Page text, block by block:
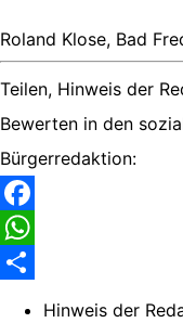
Roland Klose, Bad
Teilen, Hinweis der
Bewerten in den
Bürgerredaktion:
Facebook
WhatsApp
Hinweis der